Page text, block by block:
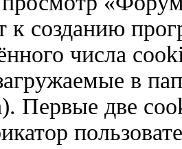
к созданию
числа
в
Первые две